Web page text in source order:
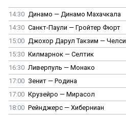
14:30 Динамо — Динамо Махачкала
14:30 Санкт-Паули — Гройтер Фюрт
15:00 Джохор Дарул Такзим — Челси
15:30 Килмарнок — Селтик
16:30 Ливерпуль — Монако
17:00 Зенит — Родина
17:00 Крузейро — Мирасол
18:00 Рейнджерс — Хиберниан